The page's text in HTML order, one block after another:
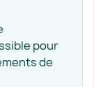
pour
de